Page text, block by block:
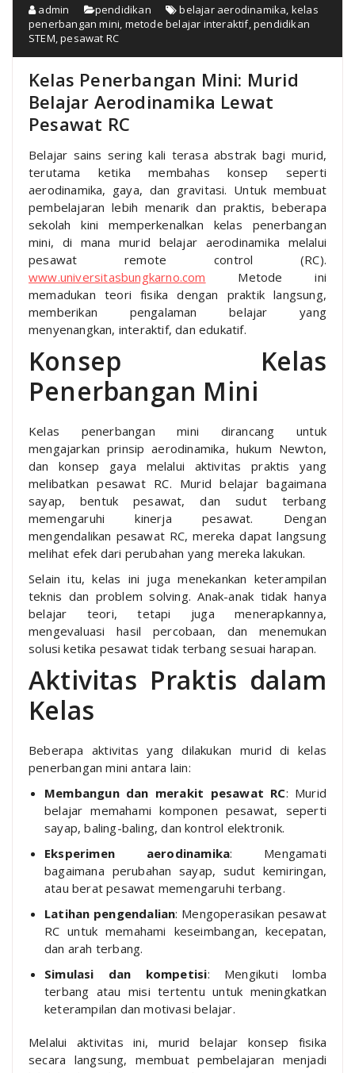
admin pendidikan belajar aerodinamika, kelas
penerbangan mini, metode belajar interaktif,pendidikan
STEM,pesawat RC
Kelas Penerbangan Mini: Murid
Belajar Aerodinamika Lewat
Pesawat RC
Belajar sains sering kali terasa abstrak bagi murid,
terutama ketika membahas konsep seperti
aerodinamika, gaya, dan gravitasi. Untuk membuat
pembelajaran lebih menarik dan praktis, beberapa
sekolah kini memperkenalkan kelas penerbangan
mini, di mana murid belajar aerodinamika melalui
pesawat remote control (RC).
www.universitasbungkarno.com Metode ini
memadukan teori fisika dengan praktik langsung,
memberikan pengalaman belajar yang
menyenangkan, interaktif, dan edukatif.
Konsep Kelas
Penerbangan Mini
Kelas penerbangan mini dirancang untuk
mengajarkan prinsip aerodinamika, hukum Newton,
dan konsep gaya melalui aktivitas praktis yang
melibatkan pesawat RC. Murid belajar bagaimana
sayap, bentuk pesawat, dan sudut terbang
memengaruhi kinerja pesawat. Dengan
mengendalikan pesawat RC, mereka dapat langsung
melihat efek dari perubahan yang mereka lakukan.
Selain itu, kelas ini juga menekankan keterampilan
teknis dan problem solving. Anak-anak tidak hanya
belajar teori, tetapi juga menerapkannya,
mengevaluasi hasil percobaan, dan menemukan
solusi ketika pesawat tidak terbang sesuai harapan.
Aktivitas Praktis dalam
Kelas
Beberapa aktivitas yang dilakukan murid di kelas
penerbangan mini antara lain:
Membangun dan merakit pesawat RC: Murid
belajar memahami komponen pesawat, seperti
sayap, baling-baling, dan kontrol elektronik.
Eksperimen aerodinamika: Mengamati
bagaimana perubahan sayap, sudut kemiringan,
atau berat pesawat memengaruhi terbang.
Latihan pengendalian: Mengoperasikan pesawat
RC untuk memahami keseimbangan, kecepatan,
dan arah terbang.
Simulasi dan kompetisi: Mengikuti lomba
terbang atau misi tertentu untuk meningkatkan
keterampilan dan motivasi belajar.
Melalui aktivitas ini, murid belajar konsep fisika
secara langsung, membuat pembelajaran menjadi